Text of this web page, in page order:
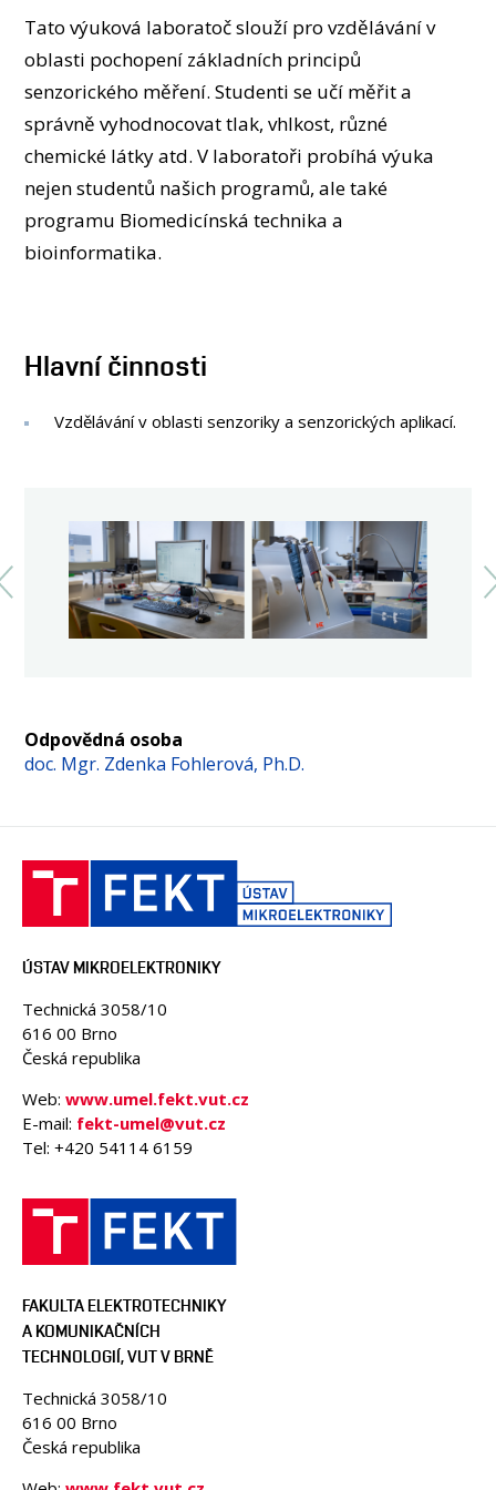
LABORATOŘE
MÉDIA
Tato výuková laboratoč slouží pro vzdělávání v
oblasti pochopení základních principů
senzorického měření. Studenti se učí měřit a
správně vyhodnocovat tlak, vhlkost, různé
chemické látky atd. V laboratoři probíhá výuka
nejen studentů našich programů, ale také
programu Biomedicínská technika a
bioinformatika.
Hlavní činnosti
Vzdělávání v oblasti senzoriky a senzorických aplikací.
Odpovědná osoba
doc. Mgr. Zdenka Fohlerová, Ph.D.
ÚSTAV MIKROELEKTRONIKY
Technická 3058/10
616 00 Brno
Česká republika
Web: www.umel.fekt.vut.cz
E-mail: fekt-umel@vut.cz
Tel: +420 54114 6159
FAKULTA ELEKTROTECHNIKY
A KOMUNIKAČNÍCH
TECHNOLOGIÍ, VUT V BRNĚ
Technická 3058/10
616 00 Brno
Česká republika